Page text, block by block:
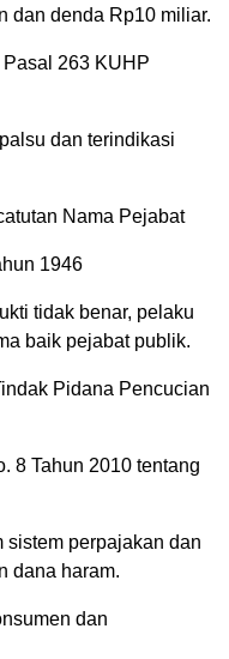
dan denda Rp10 miliar.
263 KUHP
dan terindikasi
Nama Pejabat
1946
tidak benar, pelaku
baik pejabat publik.
Pidana Pencucian
8 Tahun 2010 tentang
sistem perpajakan dan
dana haram.
dan